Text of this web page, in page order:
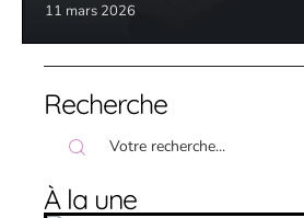
11 mars 2026
Recherche
À la une